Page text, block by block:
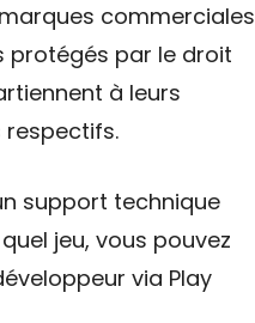
commerciales
protégés par le droit
à leurs
support technique
jeu, vous pouvez
via Play